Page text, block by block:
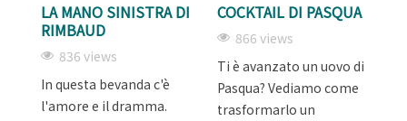
LA MANO SINISTRA DI
RIMBAUD
836 views
In questa bevanda c'è
l'amore e il dramma.
COCKTAIL DI PASQUA
866 views
Ti è avanzato un uovo di
Pasqua? Vediamo come
trasformarlo un